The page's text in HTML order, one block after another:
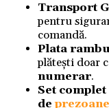
Transport
pentru
comandă.
Plata
plătești doar
numerar.
Set
de